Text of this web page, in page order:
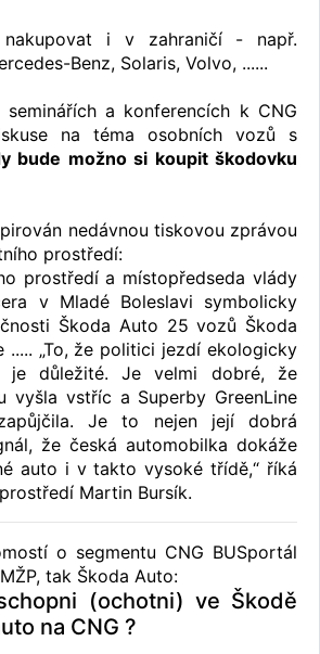
i v zahraničí - např.
Benz, Solaris, Volvo, ......
seminářích a konferencích k CNG
na téma osobních vozů s
bude možno si koupit škodovku
nedávnou tiskovou zprávou
prostředí:
prostředí a místopředseda vlády
v Mladé Boleslavi symbolicky
Škoda Auto 25 vozů Škoda
..... „To, že politici jezdí ekologicky
je důležité. Je velmi dobré, že
vyšla vstříc a Superby GreenLine
Je to nejen její dobrá
že česká automobilka dokáže
auto i v takto vysoké třídě,“ říká
Martin Bursík.
o segmentu CNG BUSportál
tak Škoda Auto:
(ochotni) ve Škodě
na CNG ?